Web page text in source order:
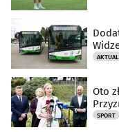
Oto
SPORT